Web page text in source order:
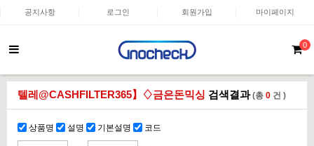
공지사항 로그인 회원가입 마이페이지
0
텔레@CASHFILTER365】♢금은돈믹싱 검색결과(총 0 건 )
상품명 설명 기본설명 코드